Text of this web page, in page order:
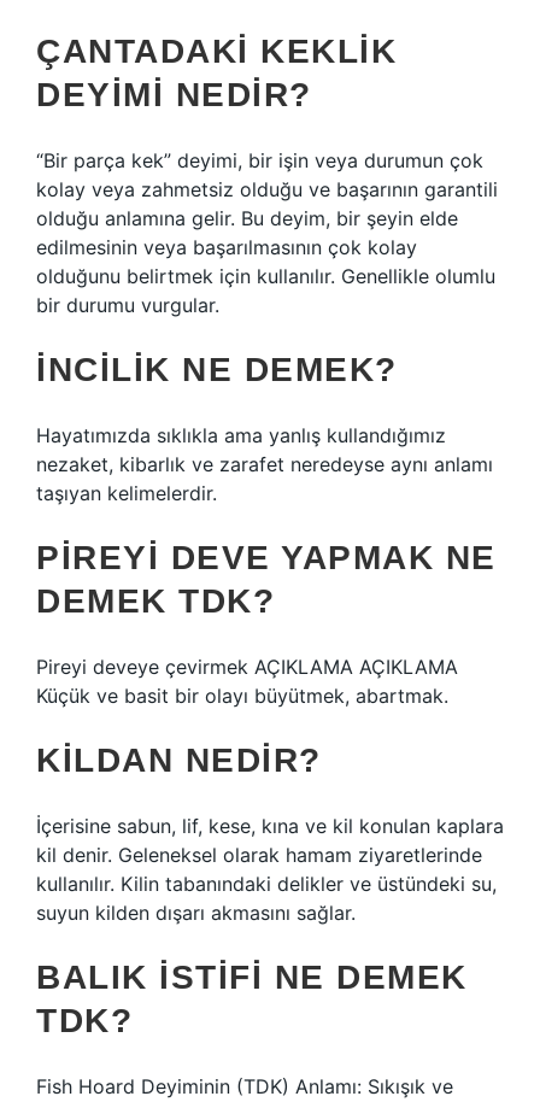
ÇANTADAKI KEKLIK
DEYIMI NEDIR?
“Bir parça kek” deyimi, bir işin veya durumun çok
kolay veya zahmetsiz olduğu ve başarının garantili
olduğu anlamına gelir. Bu deyim, bir şeyin elde
edilmesinin veya başarılmasının çok kolay
olduğunu belirtmek için kullanılır. Genellikle olumlu
bir durumu vurgular.
İNCILIK NE DEMEK?
Hayatımızda sıklıkla ama yanlış kullandığımız
nezaket, kibarlık ve zarafet neredeyse aynı anlamı
taşıyan kelimelerdir.
PIREYI DEVE YAPMAK NE
DEMEK TDK?
Pireyi deveye çevirmek AÇIKLAMA AÇIKLAMA
Küçük ve basit bir olayı büyütmek, abartmak.
KILDAN NEDIR?
İçerisine sabun, lif, kese, kına ve kil konulan kaplara
kil denir. Geleneksel olarak hamam ziyaretlerinde
kullanılır. Kilin tabanındaki delikler ve üstündeki su,
suyun kilden dışarı akmasını sağlar.
BALIK ISTIFI NE DEMEK
TDK?
Fish Hoard Deyiminin (TDK) Anlamı: Sıkışık ve